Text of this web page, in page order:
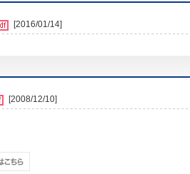
[2016/01/14]
[2008/12/10]